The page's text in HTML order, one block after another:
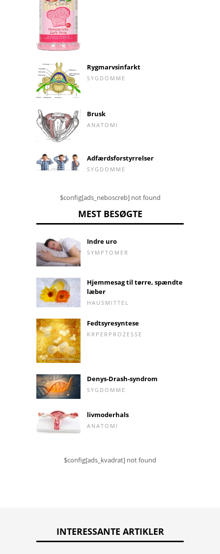
Rygmarvsinfarkt
SYGDOMME
Brusk
ANATOMI
Adfærdsforstyrrelser
SYGDOMME
$config[ads_neboscreb] not found
MEST BESØGTE
Indre uro
SYMPTOMER
Hjemmesag til tørre, spændte
læber
HAUSMITTEL
Fedtsyresyntese
KRPERPROZESSE
Denys-Drash-syndrom
SYGDOMME
livmoderhals
ANATOMI
$config[ads_kvadrat] not found
INTERESSANTE ARTIKLER